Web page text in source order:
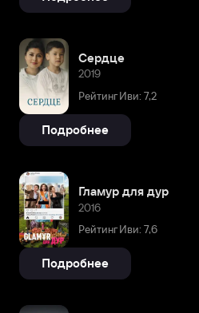
Сердце
2019
Рейтинг Иви: 7,2
Подробнее
Гламур для дур
2016
Рейтинг Иви: 7,6
Подробнее